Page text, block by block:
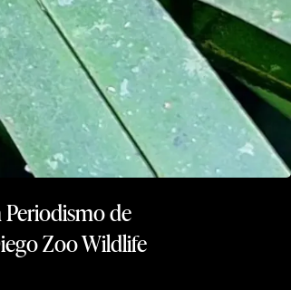
Periodismo de
Zoo Wildlife